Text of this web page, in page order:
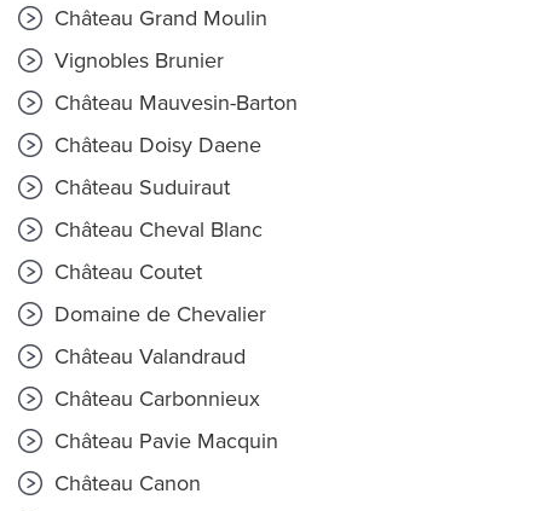
Château Grand Moulin
Vignobles Brunier
Château Mauvesin-Barton
Château Doisy Daene
Château Suduiraut
Château Cheval Blanc
Château Coutet
Domaine de Chevalier
Château Valandraud
Château Carbonnieux
Château Pavie Macquin
Château Canon